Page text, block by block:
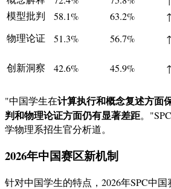
模型批判
58.1% 63.2%
物理论证
51.3% 56.7%
创新洞察
42.6% 45.9%
"中国学生在计算执行和概念复述方面
判和物理论证方面仍有显著差距。
学物理系招生官分析道。
2026年中国赛区新机制
针对中国学生的特点，2026年SPC中国